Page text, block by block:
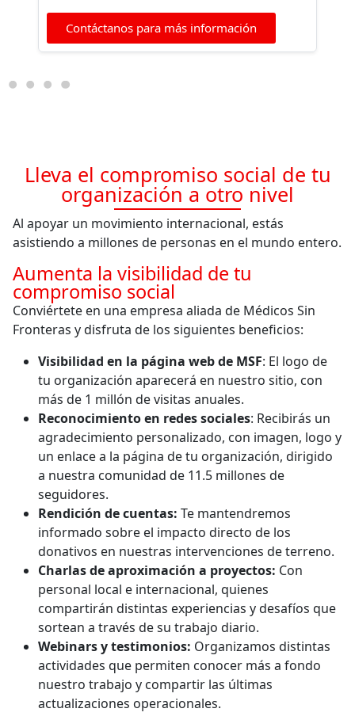
Contáctanos para más información
Lleva el compromiso social de tu
organización a otro nivel
Al apoyar un movimiento internacional, estás
asistiendo a millones de personas en el mundo entero.
Aumenta la visibilidad de tu
compromiso social
Conviértete en una empresa aliada de Médicos Sin
Fronteras y disfruta de los siguientes beneficios:
Visibilidad en la página web de MSF: El logo de
tu organización aparecerá en nuestro sitio, con
más de 1 millón de visitas anuales.
Reconocimiento en redes sociales: Recibirás un
agradecimiento personalizado, con imagen, logo y
un enlace a la página de tu organización, dirigido
a nuestra comunidad de 11.5 millones de
seguidores.
Rendición de cuentas: Te mantendremos
informado sobre el impacto directo de los
donativos en nuestras intervenciones de terreno.
Charlas de aproximación a proyectos: Con
personal local e internacional, quienes
compartirán distintas experiencias y desafíos que
sortean a través de su trabajo diario.
Webinars y testimonios: Organizamos distintas
actividades que permiten conocer más a fondo
nuestro trabajo y compartir las últimas
actualizaciones operacionales.